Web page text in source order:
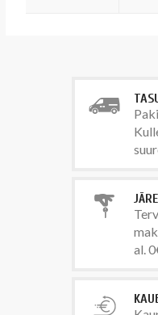
al.